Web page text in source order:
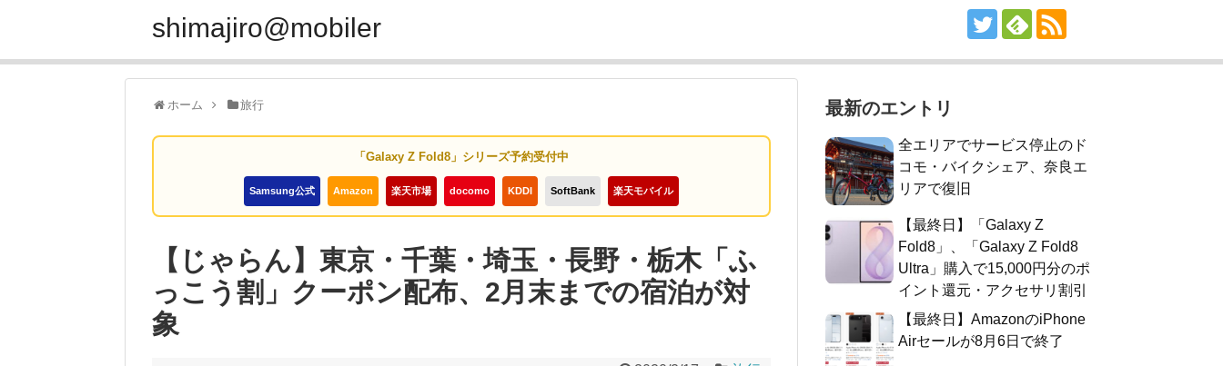
shimajiro@mobiler
ホーム 旅行
「Galaxy Z Fold8」シリーズ予約受付中
Samsung公式 Amazon 楽天市場 docomo KDDI SoftBank 楽天モバイル
【じゃらん】東京・千葉・埼玉・長野・栃木「ふ
っこう割」クーポン配布、2月末までの宿泊が対
象
最新のエントリ
全エリアでサービス停止のド
コモ・バイクシェア、奈良エ
リアで復旧
【最終日】「Galaxy Z
Fold8」、「Galaxy Z Fold8
Ultra」購入で15,000円分のポ
イント還元・アクセサリ割引
【最終日】AmazonのiPhone
Airセールが8月6日で終了